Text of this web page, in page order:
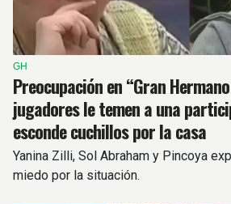
GH
Preocupación en “Gran
jugadores le temen a una
esconde cuchillos por la casa
Yanina Zilli, Sol Abraham y Pincoya
miedo por la situación.